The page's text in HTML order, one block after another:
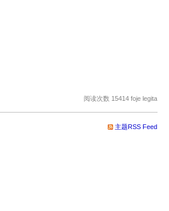
阅读次数 15414 foje legita
主题RSS Feed